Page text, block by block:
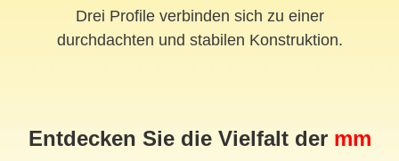
Drei Profile verbinden sich zu einer
durchdachten und stabilen Konstruktion.
Entdecken Sie die Vielfalt der mm